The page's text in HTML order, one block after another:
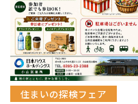
住まいの探検フェア